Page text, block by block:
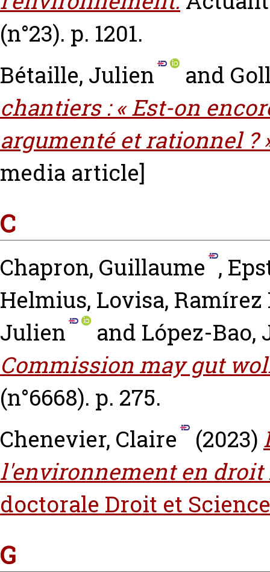
(n°23). p. 1201.
Bétaille, Julien
and
chantiers : « Est-on
argumenté et rationnel ?
media article]
C
Chapron, Guillaume ,
Helmius, Lovisa, Ramírez
Julien
and López-Bao,
Commission may gut
(n°6668). p. 275.
Chenevier, Claire
(2023)
l'environnement en
doctorale Droit et
G